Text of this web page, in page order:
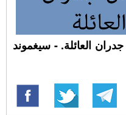
العائلة. - سيغموند